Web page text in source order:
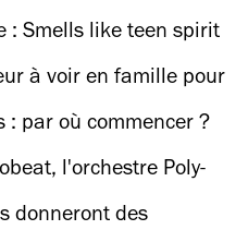
: Smells like teen spirit
à voir en famille pour
: par où commencer ?
l'orchestre Poly-
donneront des